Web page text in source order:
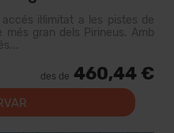
il·limitat a les pistes de
més gran dels Pirineus. Amb
des de 460,44 €